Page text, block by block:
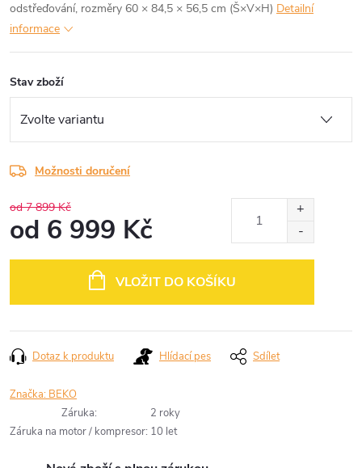
odstřeďování, rozměry 60 × 84,5 × 56,5 cm (Š×V×H) Detailní
informace
Stav zboží
Možnosti doručení
od 7 899 Kč
od 6 999 Kč
VLOŽIT DO KOŠÍKU
Dotaz k produktu Hlídací pes Sdílet
Značka: BEKO
Záruka:
2 roky
Záruka na motor / kompresor: 10 let